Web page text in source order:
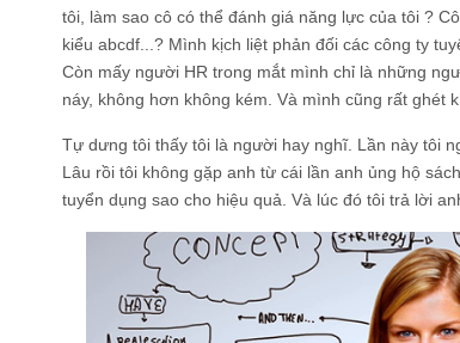
tôi, làm sao cô có thể đánh giá năng lực của tôi ?
kiểu abcdf...? Mình kịch liệt phản đối các công ty
Còn mấy người HR trong mắt mình chỉ là những
náy, không hơn không kém. Và mình cũng rất ghét
Tự dưng tôi thấy tôi là người hay nghĩ. Lần này tôi
Lâu rồi tôi không gặp anh từ cái lần anh ủng hộ
tuyển dụng sao cho hiệu quả. Và lúc đó tôi trả lời